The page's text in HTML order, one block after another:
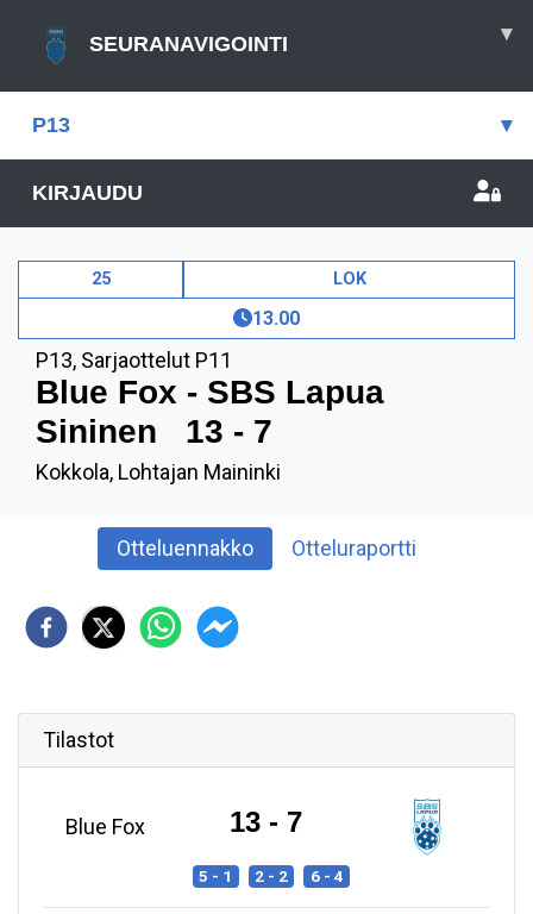
SEURANAVIGOINTI ▾
P13 ▾
KIRJAUDU
25 LOK
13.00
P13, Sarjaottelut P11
Blue Fox - SBS Lapua
Sininen
13 - 7
Kokkola, Lohtajan Maininki
Otteluennakko Otteluraportti
Tilastot
Blue Fox 13 - 7
5 - 1 2 - 2 6 - 4